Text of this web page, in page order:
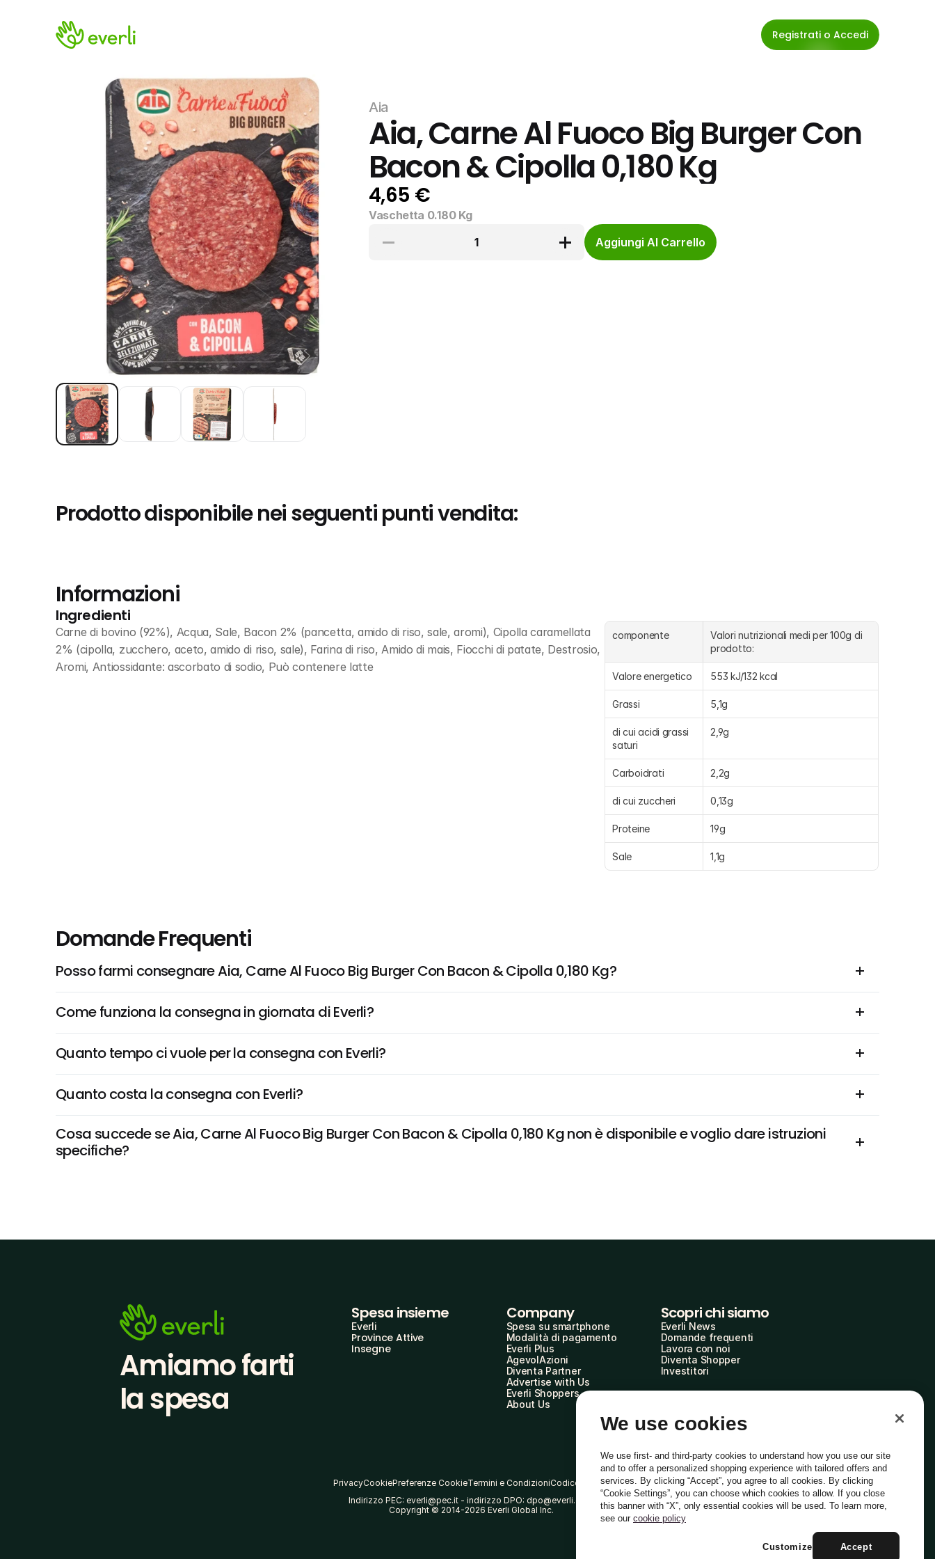
Registrati o Accedi
Aia
Aia, Carne Al Fuoco Big Burger Con
Bacon & Cipolla 0,180 Kg
4,65 €
Vaschetta 0.180 Kg
1
Aggiungi Al Carrello
Prodotto disponibile nei seguenti punti vendita:
Informazioni
Ingredienti
Carne di bovino (92%), Acqua, Sale, Bacon 2% (pancetta, amido di riso, sale, aromi), Cipolla caramellata
2% (cipolla, zucchero, aceto, amido di riso, sale), Farina di riso, Amido di mais, Fiocchi di patate, Destrosio,
Aromi, Antiossidante: ascorbato di sodio, Può contenere latte
componente
Valori nutrizionali medi per 100g di
prodotto:
Valore energetico 553 kJ/132 kcal
Grassi 5,1g
di cui acidi grassi
saturi
2,9g
Carboidrati 2,2g
di cui zuccheri 0,13g
Proteine 19g
Sale 1,1g
Domande Frequenti
Posso farmi consegnare Aia, Carne Al Fuoco Big Burger Con Bacon & Cipolla 0,180 Kg?
Come funziona la consegna in giornata di Everli?
Quanto tempo ci vuole per la consegna con Everli?
Quanto costa la consegna con Everli?
Cosa succede se Aia, Carne Al Fuoco Big Burger Con Bacon & Cipolla 0,180 Kg non è disponibile e voglio dare istruzioni
specifiche?
Amiamo farti
la spesa
Spesa insieme
Everli
Province Attive
Insegne
Company
Spesa su smartphone
Modalità di pagamento
Everli Plus
AgevolAzioni
Diventa Partner
Advertise with Us
Everli Shoppers
About Us
Scopri chi siamo
Everli News
Domande frequenti
Lavora con noi
Diventa Shopper
Investitori
PrivacyCookiePreferenze CookieTermini e CondizioniCodice Etico
Indirizzo PEC: everli@pec.it - indirizzo DPO: dpo@everli.com
Copyright © 2014-2026 Everli Global Inc.
Italiano
We use cookies
We use first- and third-party cookies to understand how you use our site
and to offer a personalized shopping experience with tailored offers and
services. By clicking “Accept”, you agree to all cookies. By clicking
“Cookie Settings”, you can choose which cookies to allow. If you close
this banner with “X”, only essential cookies will be used. To learn more,
see our cookie policy
Accept
Customize